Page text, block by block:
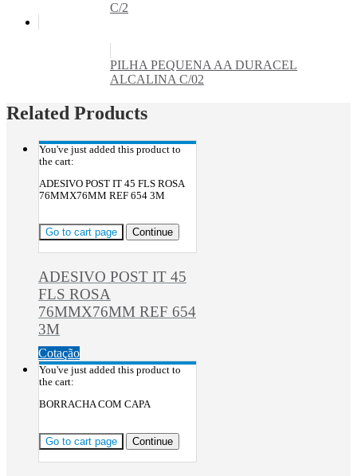
C/2
PILHA PEQUENA AA DURACEL
ALCALINA C/02
Related Products
You've just added this product to
the cart:
ADESIVO POST IT 45 FLS ROSA
76MMX76MM REF 654 3M
Go to cart page Continue
ADESIVO POST IT 45
FLS ROSA
76MMX76MM REF 654
3M
Cotação
You've just added this product to
the cart:
BORRACHA COM CAPA
Go to cart page Continue